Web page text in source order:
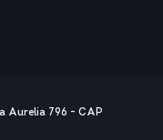
Aurelia 796 - CAP